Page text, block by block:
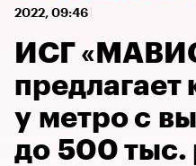
2022, 09:46
ИСГ
предлагает
у метро с
до 500 тыс.